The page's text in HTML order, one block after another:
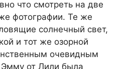
что смотреть на две
фотографии. Те же
солнечный свет,
и тот же озорной
очевидным
Эмму от Лили была